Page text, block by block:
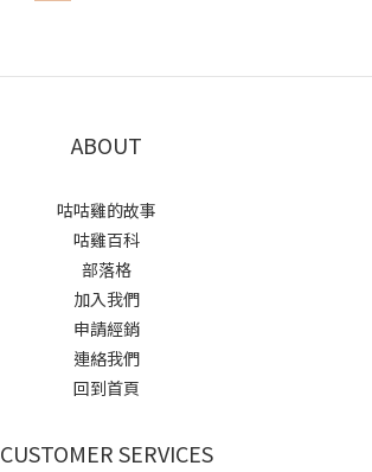
ABOUT
咕咕雞的故事
咕雞百科
部落格
加入我們
申請經銷
連絡我們
回到首頁
CUSTOMER SERVICES